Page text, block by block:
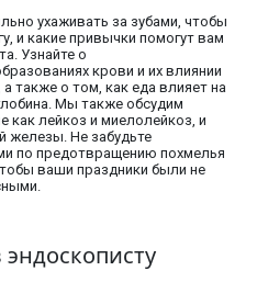
ухаживать за зубами, чтобы
и какие привычки помогут вам
Узнайте о
крови и их влиянии
также о том, как еда влияет на
Мы также обсудим
как лейкоз и миелолейкоз, и
железы. Не забудьте
по предотвращению похмелья
ваши праздники были не